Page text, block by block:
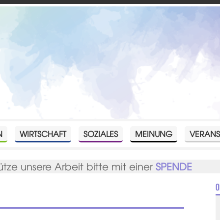
WIRTSCHAFT SOZIALES MEINUNG
unsere Arbeit bitte mit einerSPENDE